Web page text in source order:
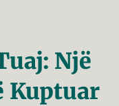
Një
Kuptuar